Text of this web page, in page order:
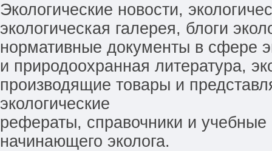
Экологические новости,
экологическая галерея, блоги
нормативные документы в сфере
и природоохранная литература,
производящие товары и
экологические
рефераты, справочники и
начинающего эколога.